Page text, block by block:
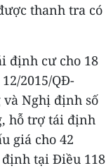
thanh tra có
định cư cho 18
2015/QĐ-
và Nghị định số
hỗ trợ tái định
giá cho 42
tại Điều 118